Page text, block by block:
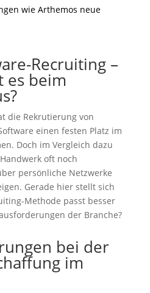
wie Arthemos neue
Recruiting –
es beim
die Rekrutierung von
einen festen Platz im
Doch im Vergleich dazu
oft noch
persönliche Netzwerke
Gerade hier stellt sich
Methode passt besser
der Branche?
bei der
im